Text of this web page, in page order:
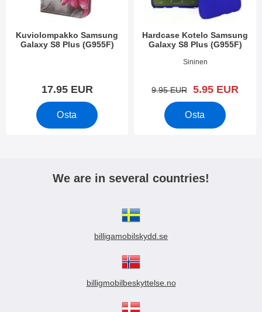
Kuviolompakko Samsung
Galaxy S8 Plus (G955F)
17.95 EUR
Osta
Hardcase Kotelo Samsung
Galaxy S8 Plus (G955F)
Tuote.nro 22417
Sininen
vanha hinta
9.95 EUR uusi hinta
5.95 EUR
Osta
We are in several countries!
billigamobilskydd.se
billigmobilbeskyttelse.no